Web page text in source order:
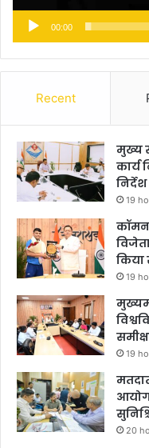
00:00
Recent
मुख्य
कार्य
19
किया
19
19
आयोग
20